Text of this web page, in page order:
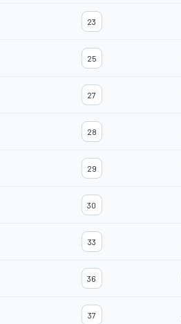
23
25
27
28
29
30
33
36
37